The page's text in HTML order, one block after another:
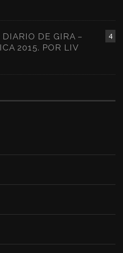
4
DE GIRA –
2015. POR LIV